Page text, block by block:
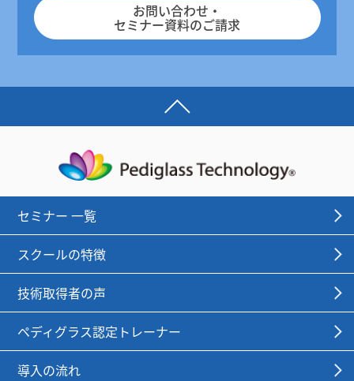
お問い合わせ・
セミナー資料のご請求
セミナー 一覧
スクールの特徴
技術取得者の声
ペディグラス認定トレーナー
導入の流れ